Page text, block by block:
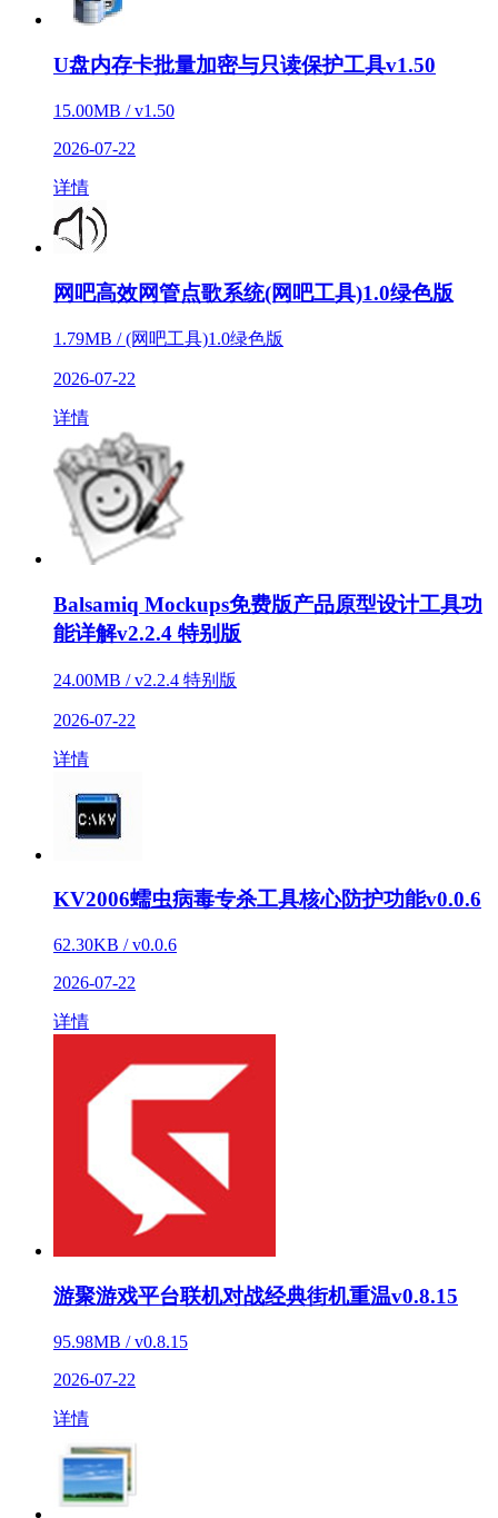
U盘内存卡批量加密与只读保护工具v1.50
15.00MB / v1.50
2026-07-22
详情
网吧高效网管点歌系统(网吧工具)1.0绿色版
1.79MB / (网吧工具)1.0绿色版
2026-07-22
详情
Balsamiq Mockups免费版产品原型设计工具功
能详解v2.2.4 特别版
24.00MB / v2.2.4 特别版
2026-07-22
详情
KV2006蠕虫病毒专杀工具核心防护功能v0.0.6
62.30KB / v0.0.6
2026-07-22
详情
游聚游戏平台联机对战经典街机重温v0.8.15
95.98MB / v0.8.15
2026-07-22
详情